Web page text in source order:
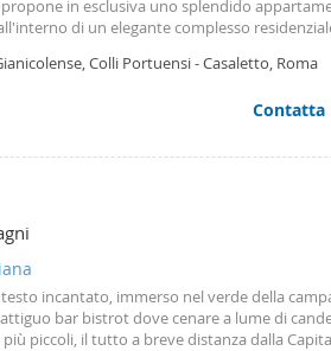
in esclusiva uno splendido
di un elegante complesso
Colli Portuensi - Casaletto, Roma
Contatta
incantato, immerso nel verde della
bar bistrot dove cenare a lume di
più piccoli, il tutto a breve distanza dalla